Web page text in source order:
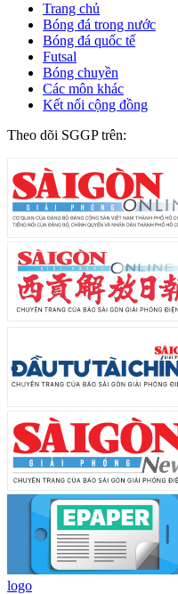
Trang chủ
Bóng đá trong nước
Bóng đá quốc tế
Futsal
Bóng chuyền
Các môn khác
Kết nối cộng đồng
Theo dõi SGGP trên:
logo